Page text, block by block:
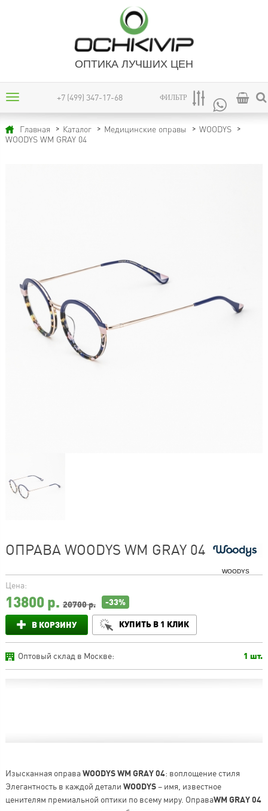
ОПТИКА ЛУЧШИХ ЦЕН
+7 (499) 347-17-68 ФИЛЬТР
Главная Каталог Медицинские оправы
WOODYS
WOODYS WM GRAY 04
WOODYS
ОПРАВА WOODYS WM GRAY 04
Цена:
13800р. 20700 р. -33%
В КОРЗИНУ КУПИТЬ В 1 КЛИК
Оптовый склад в Москве: 1 шт.
Изысканная оправаWOODYS WM GRAY 04: воплощение стиля
Элегантность в каждой детали WOODYS– имя, известное
ценителям премиальной оптики по всему миру. ОправаWM GRAY 04